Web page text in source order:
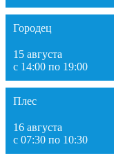
Городец
15 августа
с 14:00 по 19:00
Плес
16 августа
с 07:30 по 10:30